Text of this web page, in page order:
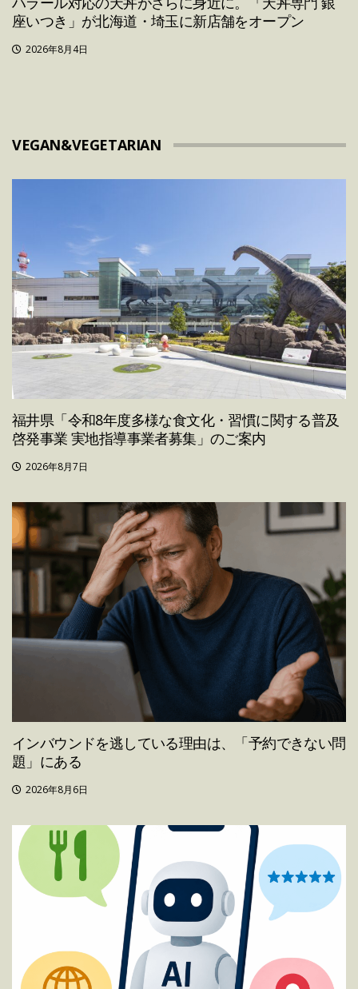
座いつき」が北海道・埼玉に新店舗をオープン
2026年8月4日
VEGAN&VEGETARIAN
福井県「令和8年度多様な食文化・習慣に関する普及
啓発事業 実地指導事業者募集」のご案内
2026年8月7日
インバウンドを逃している理由は、「予約できない問
題」にある
2026年8月6日